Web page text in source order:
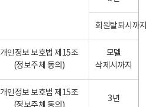
회원탈퇴시까
개인정보 보호법 제15조
(정보주체 동의)
모델
삭제시까지
개인정보 보호법 제15조
(정보주체 동의)
3년